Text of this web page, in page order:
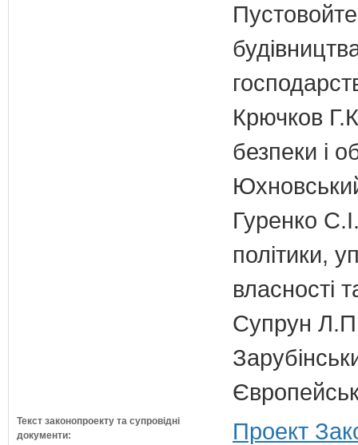
Крючков
безпеки і
Гуренко
політики,
власності
Супрун
Текст законопроекту та супровідні
документи:
Проект